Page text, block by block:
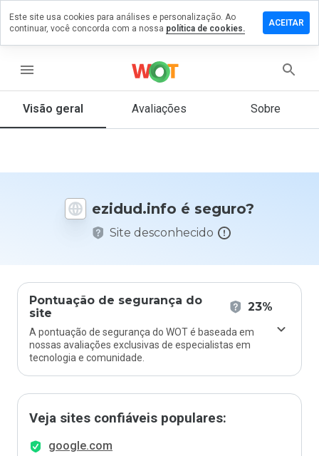
menu
Visão geral Avaliações Sobre
ezidud.info é seguro?
Site desconhecido
Pontuação de segurança do
site
23%
A pontuação de segurança do WOT é baseada em
nossas avaliações exclusivas de especialistas em
tecnologia e comunidade.
Veja sites confiáveis populares:
google.com
um
que
Este site usa cookies para análises e personalização. Ao
continuar, você concorda com a nossa política de cookies.
ACEITAR